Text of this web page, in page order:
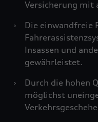
Versicherung
›
Die einwandfreie
Insassen und
gewährleistet.
›
Durch die hohen
möglichst